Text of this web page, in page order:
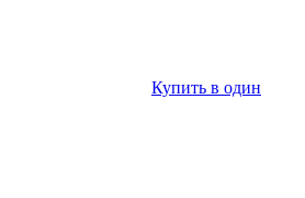
Купить в один